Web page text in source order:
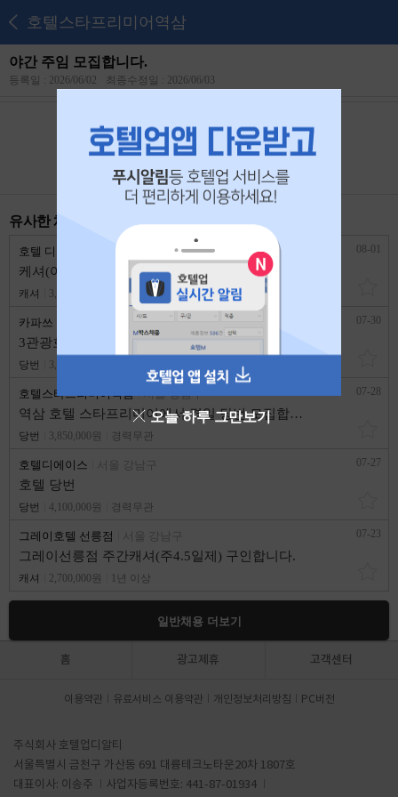
호텔스타프리미어역삼
야간 주임 모집합니다.
등록일 : 2026/06/02 최종수정일 : 2026/06/03
본 공고는2026년 06월 21일 에 마감되었습니다.
유사한 채용 리스트
호텔 디 아티스트(역삼점) 서울 강남구
케셔(여) 3교대 채용공고
캐셔 3,249,720원 1년 이상
08-01
카파쓰 관광호텔 서울 강남구
3관광호텔 과장급 구인공고
당번 3,300,000원
07-30
호텔스타프리미어역삼 서울 강남구
역삼 호텔 스타프리미어에서 격일 당번 모집합니다.
당번 3,850,000원 경력무관
07-28
호텔디에이스 서울 강남구
호텔 당번
당번 4,100,000원 경력무관
07-27
그레이호텔 선릉점 서울 강남구
그레이선릉점 주간캐셔(주4.5일제) 구인합니다.
캐셔 2,700,000원 1년 이상
07-23
일반채용 더보기
오늘 하루 그만보기
홈 광고제휴 고객센터
이용약관 유료서비스 이용약관 개인정보처리방침 PC버전
주식회사 호텔업디알티
서울특별시 금천구 가산동 691 대륭테크노타운20차 1807호
대표이사: 이송주
사업자등록번호: 441-87-01934